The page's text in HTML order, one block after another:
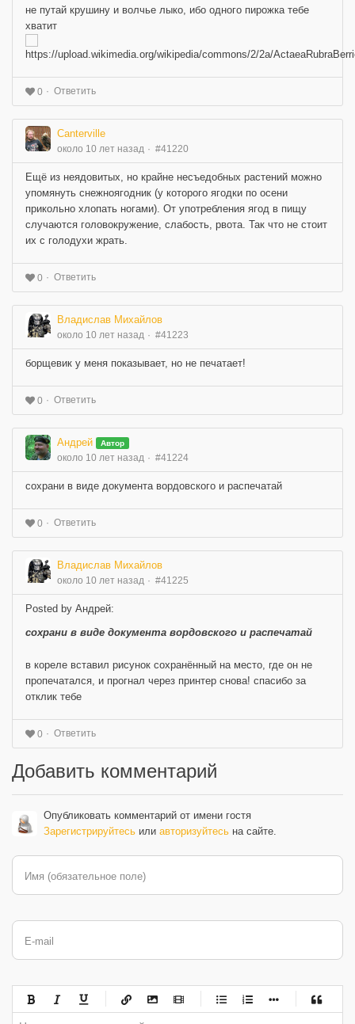
не путай крушину и волчье лыко, ибо одного пирожка тебе
хватит
0 Ответить
Canterville
около 10 лет назад #41220
Ещё из неядовитых, но крайне несъедобных растений можно
упомянуть снежноягодник (у которого ягодки по осени
прикольно хлопать ногами). От употребления ягод в пищу
случаются головокружение, слабость, рвота. Так что не стоит
их с голодухи жрать.
0 Ответить
Владислав Михайлов
около 10 лет назад #41223
борщевик у меня показывает, но не печатает!
0 Ответить
Андрей Автор
около 10 лет назад #41224
сохрани в виде документа вордовского и распечатай
0 Ответить
Владислав Михайлов
около 10 лет назад #41225
Posted by Андрей:
сохрани в виде документа вордовского и распечатай
в кореле вставил рисунок сохранённый на место, где он не
пропечатался, и прогнал через принтер снова! спасибо за
отклик тебе
0 Ответить
Добавить комментарий
Опубликовать комментарий от имени гостя
Зарегистрируйтесь или авторизуйтесь на сайте.
Имя (обязательное поле)
E-mail
-
-
-